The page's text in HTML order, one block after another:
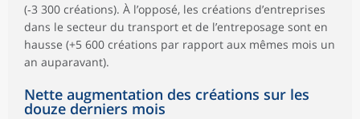
(‑3 300 créations). À l’opposé, les créations d’entreprises
dans le secteur du transport et de l’entreposage sont en
hausse (+5 600 créations par rapport aux mêmes mois un
an auparavant).
Nette augmentation des créations sur les
douze derniers mois